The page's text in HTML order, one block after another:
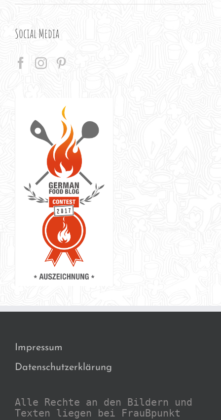
Social Media
Impressum
Datenschutzerklärung
Alle Rechte an den Bildern und
Texten liegen bei FrauBpunkt